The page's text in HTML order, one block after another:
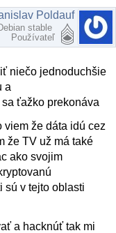
linuxom Poldauf
stable
Používateľ
niečo jednoduchšie
a
ťažko prekonáva
viem že dáta idú cez
že TV už má také
ako svojim
sú v tejto oblasti
a hacknúť tak mi